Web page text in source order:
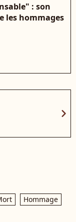
: son
les hommages
chevron_right
Hommage